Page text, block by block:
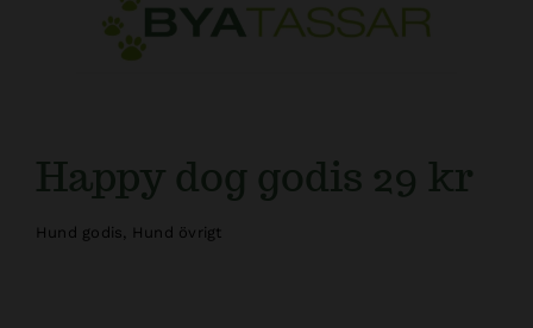
Happy dog godis 29 kr
Hund godis, Hund övrigt